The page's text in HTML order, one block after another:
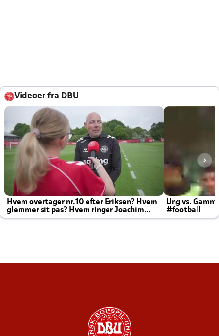
Videoer fra DBU
Hvem overtager nr.10 efter Eriksen? Hvem
glemmer sit pas? Hvem ringer Joachim
altid til efter kampe?
Ung vs.
#football